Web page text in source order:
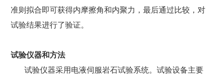
选择语言
CN
EN
准则拟合即可获得内摩擦角和内聚力，最后通过比较，对
试验结果进行了验证。
试验仪器和方法
试验仪器采用电液伺服岩石试验系统。试验设备主要